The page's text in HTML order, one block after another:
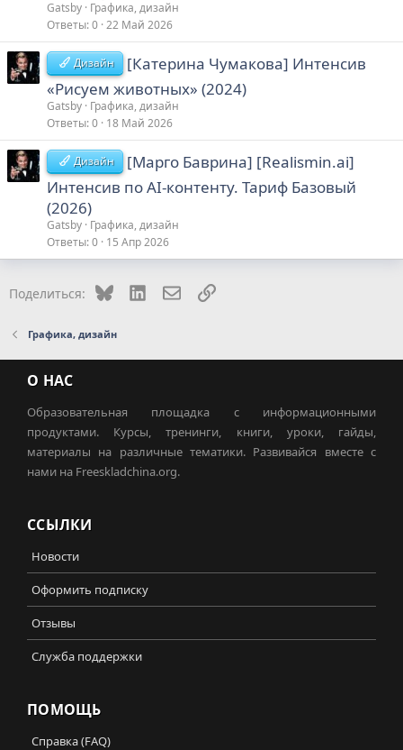
Gatsby Графика, дизайн
Ответы 0 22 Май 2026
Дизайн
[Катерина Чумакова] Интенсив
«Рисуем животных» (2024)
Gatsby Графика, дизайн
Ответы 0 18 Май 2026
Дизайн
[Марго Баврина] [Realismin.ai]
Интенсив по AI-контенту. Тариф Базовый
(2026)
Gatsby Графика, дизайн
Ответы 0 15 Апр 2026
Поделиться: Bluesky LinkedInЭлектронная почта
Ссылка
Графика, дизайн
О НАС
Образовательная площадка с информационными
продуктами. Курсы, тренинги, книги, уроки, гайды,
материалы на различные тематики. Развивайся вместе с
нами на Freeskladchina.org.
ССЫЛКИ
Новости
Оформить подписку
Отзывы
Служба поддержки
ПОМОЩЬ
Справка (FAQ)